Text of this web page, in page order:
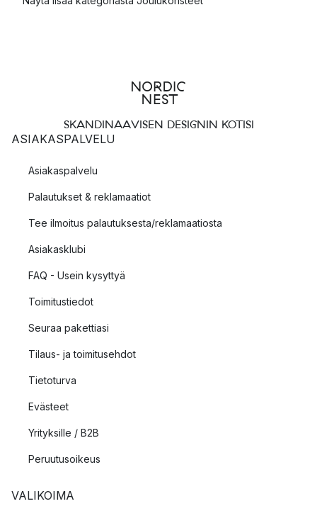
SKANDINAAVISEN DESIGNIN KOTISI
ASIAKASPALVELU
Asiakaspalvelu
Palautukset & reklamaatiot
Tee ilmoitus palautuksesta/reklamaatiosta
Asiakasklubi
FAQ - Usein kysyttyä
Toimitustiedot
Seuraa pakettiasi
Tilaus- ja toimitusehdot
Tietoturva
Evästeet
Yrityksille / B2B
Peruutusoikeus
VALIKOIMA